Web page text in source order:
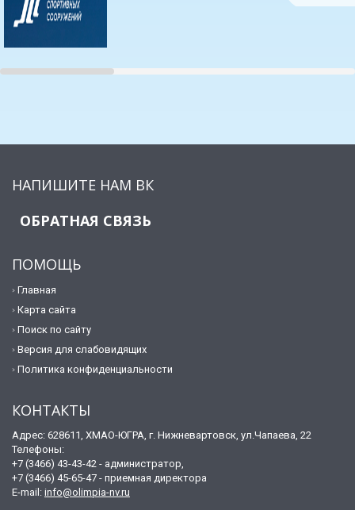
НАПИШИТЕ НАМ ВК
ОБРАТНАЯ СВЯЗЬ
ПОМОЩЬ
Главная
Карта сайта
Поиск по сайту
Версия для слабовидящих
Политика конфиденциальности
КОНТАКТЫ
Адрес: 628611, ХМАО-ЮГРА, г. Нижневартовск, ул.Чапаева, 22
Телефоны:
+7 (3466) 43-43-42 - администратор,
+7 (3466) 45-65-47 - приемная директора
E-mail: info@olimpia-nv.ru